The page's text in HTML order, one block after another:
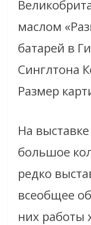
маслом
батарей в
Синглтона
Размер
На
большое
редко
всеобщее
них работы